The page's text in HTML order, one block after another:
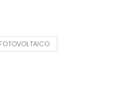
FOTOVOLTAICO